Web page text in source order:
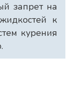
запрет на
к
курения